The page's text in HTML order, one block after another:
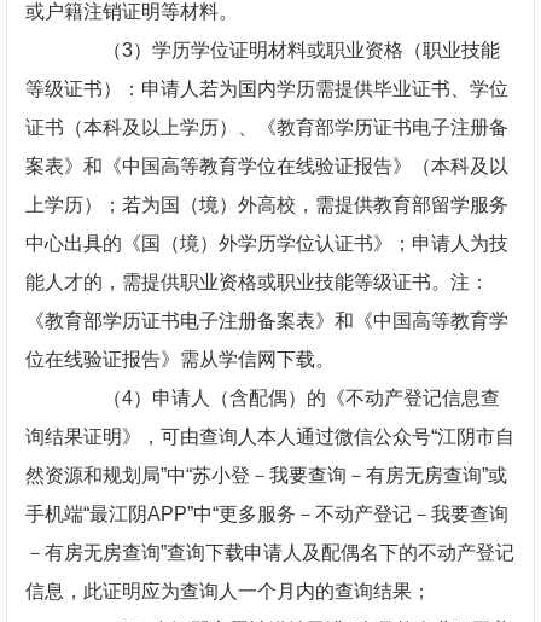
或户籍注销证明等材料。
（3）学历学位证明材料或职业资格（职业技能
等级证书）：申请人若为国内学历需提供毕业证书、学位
证书（本科及以上学历）、《教育部学历证书电子注册备
案表》和《中国高等教育学位在线验证报告》（本科及以
上学历）；若为国（境）外高校，需提供教育部留学服务
中心出具的《国（境）外学历学位认证书》；申请人为技
能人才的，需提供职业资格或职业技能等级证书。注：
《教育部学历证书电子注册备案表》和《中国高等教育学
位在线验证报告》需从学信网下载。
（4）申请人（含配偶）的《不动产登记信息查
询结果证明》，可由查询人本人通过微信公众号“江阴市自
然资源和规划局”中“苏小登－我要查询－有房无房查询”或
手机端“最江阴APP”中“更多服务－不动产登记－我要查询
－有房无房查询”查询下载申请人及配偶名下的不动产登记
信息，此证明应为查询人一个月内的查询结果；